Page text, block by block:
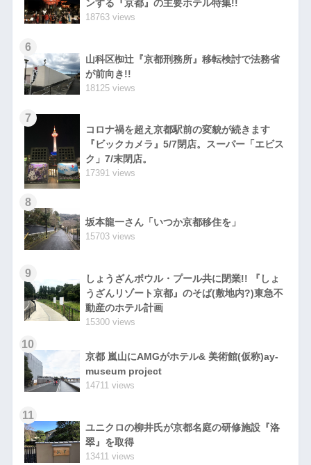
ンする『京都』の主要ホテル特集!!
18763 views
6
山科区椥辻『京都刑務所』移転検討で法務省
が前向き!!
18125 views
7
コロナ禍を超え京都駅前の変貌が続きます
『ビックカメラ』5/7閉店。スーパー「エビス
ク」7/末閉店。
17391 views
8
坂本龍一さん「いつか京都移住を」
15703 views
9
しょうざんボウル・プール共に閉業!! 『しょ
うざんリゾート京都』のそば(敷地内?)東急不
動産のホテル計画
15300 views
10
京都 嵐山にAMGがホテル& 美術館(仮称)ay-
museum project
14711 views
11
ユニクロの柳井氏が京都名庭の研修施設『洛
翠』を取得
13411 views